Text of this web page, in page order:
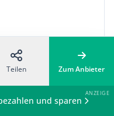
auf „Konto
eine E-Mail-Adresse
funktioniert
Teilen Zum Anbieter
und sparen